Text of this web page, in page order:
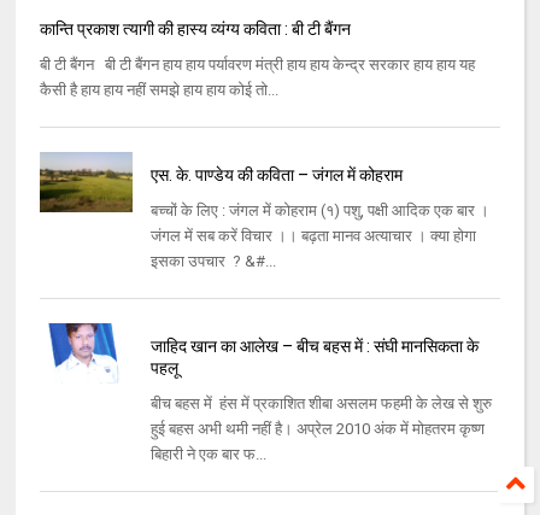
कान्ति प्रकाश त्यागी की हास्य व्यंग्य कविता : बी टी बैंगन
बी टी बैंगन बी टी बैंगन हाय हाय पर्यावरण मंत्री हाय हाय केन्द्र सरकार हाय हाय यह
कैसी है हाय हाय नहीं समझे हाय हाय कोई तो...
एस. के. पाण्डेय की कविता – जंगल में कोहराम
बच्चों के लिए : जंगल में कोहराम (१) पशु, पक्षी आदिक एक बार ।
जंगल में सब करें विचार ।। बढ़ता मानव अत्याचार । क्या होगा
इसका उपचार ? &#...
जाहिद खान का आलेख – बीच बहस में : संघी मानसिकता के
पहलू
बीच बहस में हंस में प्रकाशित शीबा असलम फहमी के लेख से शुरु
हुई बहस अभी थमी नहीं है। अप्रेल 2010 अंक में मोहतरम कृष्‍ण
बिहारी ने एक बार फ...